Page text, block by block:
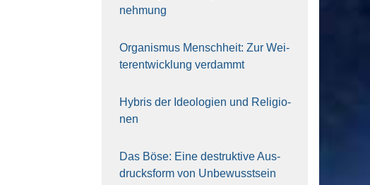
neh­mung
Orga­nis­mus Mensch­heit: Zur Wei­
ter­ent­wick­lung ver­dammt
Hybris der Ideo­lo­gien und Reli­gio­
nen
Das Böse: Eine destruk­ti­ve Aus­
drucks­form von Unbe­wusst­sein